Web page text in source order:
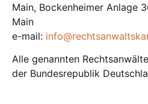
Main, Bockenheimer Anlage
Main
e-mail:
Alle genannten
der Bundesrepublik